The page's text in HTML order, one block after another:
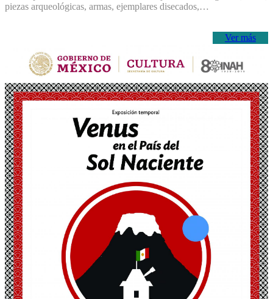
piezas arqueológicas, armas, ejemplares disecados,…
Ver más